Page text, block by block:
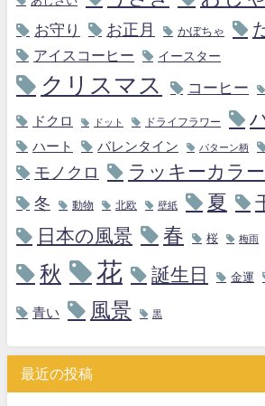
お守り お正月 かぼちゃ
アイスコーヒー イースター
クリスマス コーヒー
ドクロ ドット ドライフラワー
ハート バレンタイン パターン柄
モノクロ ラッキーカラー
冬 動物 北欧 壁紙 夏
日本の風景 春 桜 梅雨
秋 花 誕生日 金運
青い 風景 黒
最近の投稿